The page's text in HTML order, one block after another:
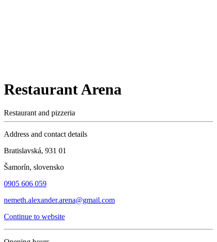
Restaurant Arena
Restaurant and pizzeria
Address and contact details
Bratislavská, 931 01
Šamorín, slovensko
0905 606 059
nemeth.alexander.arena@gmail.com
Continue to website